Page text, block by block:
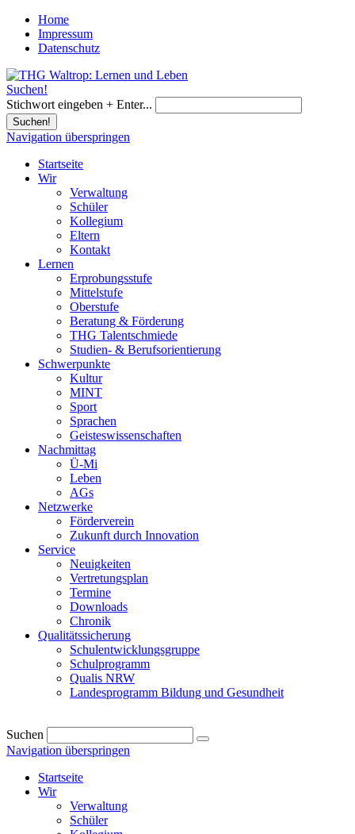
Home
Impressum
Datenschutz
Suchen!
Stichwort eingeben + Enter...
Suchen!
Navigation überspringen
Startseite
Wir
Verwaltung
Schüler
Kollegium
Eltern
Kontakt
Lernen
Erprobungsstufe
Mittelstufe
Oberstufe
Beratung & Förderung
THG Talentschmiede
Studien- & Berufsorientierung
Schwerpunkte
Kultur
MINT
Sport
Sprachen
Geisteswissenschaften
Nachmittag
Ü-Mi
Leben
AGs
Netzwerke
Förderverein
Zukunft durch Innovation
Service
Neuigkeiten
Vertretungsplan
Termine
Downloads
Chronik
Qualitätssicherung
Schulentwicklungsgruppe
Schulprogramm
Qualis NRW
Landesprogramm Bildung und Gesundheit
Suchen
Navigation überspringen
Startseite
Wir
Verwaltung
Schüler